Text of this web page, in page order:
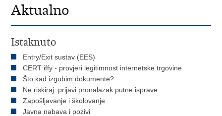
Aktualno
Istaknuto
Entry/Exit sustav (EES)
CERT iffy - provjeri legitimnost internetske trgovine
Što kad izgubim dokumente?
Ne riskiraj: prijavi pronalazak putne isprave
Zapošljavanje i školovanje
Javna nabava i pozivi